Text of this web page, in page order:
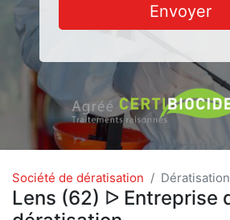
Envoyer
Société de dératisation
Lens (62) ᐅ Entreprise